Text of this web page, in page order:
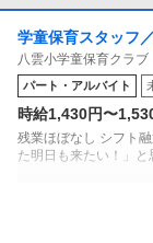
学童保育スタッフ
八雲小学童保育クラブ
パート・アルバイト
時給1,430円〜
残業ほぼなし シフト
た明日も来たい！」と
店舗・FC開発 ／